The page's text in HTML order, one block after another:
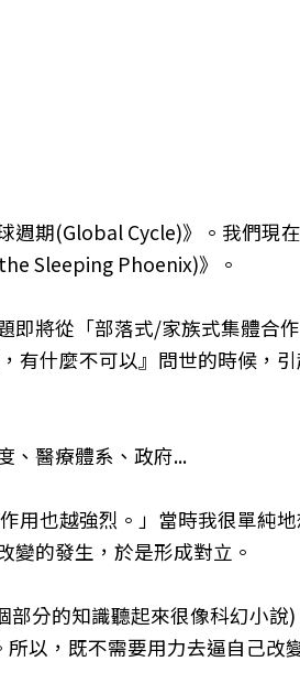
期(Global Cycle)》。我們
Sleeping Phoenix)》。
即將從「部落式/家族式集體
有什麼不可以』問世的時候，
、醫療體系、政府...
用也越強烈。」當時我很單純
變的發生，於是形成對立。
分的知識聽起來很像科幻小
以，既不需要用力去逼自己